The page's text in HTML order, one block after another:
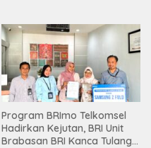
Program BRImo Telkomsel
Hadirkan Kejutan, BRI Unit
Brabasan BRI Kanca Tulang